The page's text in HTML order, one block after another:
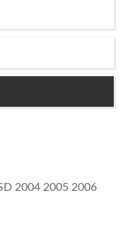
2004 2005 2006